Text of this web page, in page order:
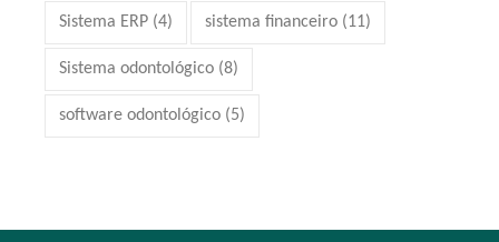
Sistema ERP (4) sistema financeiro (11)
Sistema odontológico (8)
software odontológico (5)